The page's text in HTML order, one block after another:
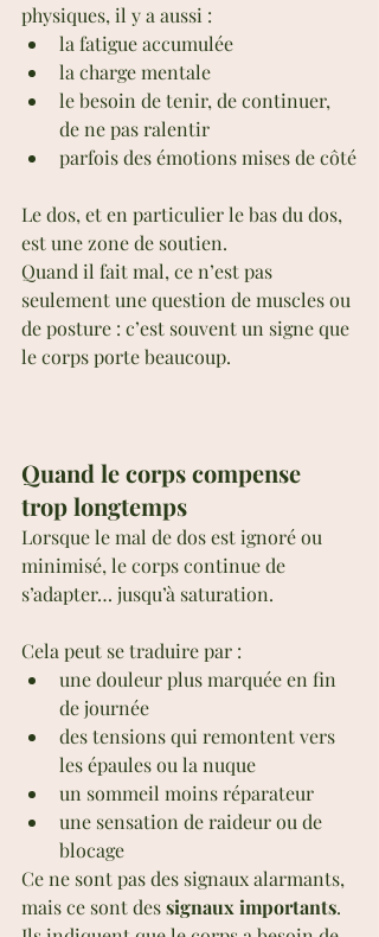
physiques, il y a aussi :
la fatigue accumulée
la charge mentale
le besoin de tenir, de continuer,
de ne pas ralentir
parfois des émotions mises de côté
Le dos, et en particulier le bas du dos,
est une zone de soutien.
Quand il fait mal, ce n’est pas
seulement une question de muscles ou
de posture : c’est souvent un signe que
le corps porte beaucoup.
Quand le corps compense
trop longtemps
Lorsque le mal de dos est ignoré ou
minimisé, le corps continue de
s’adapter… jusqu’à saturation.
Cela peut se traduire par :
une douleur plus marquée en fin
de journée
des tensions qui remontent vers
les épaules ou la nuque
un sommeil moins réparateur
une sensation de raideur ou de
blocage
Ce ne sont pas des signaux alarmants,
mais ce sont des signaux importants.